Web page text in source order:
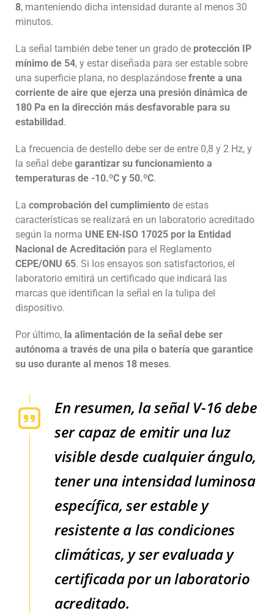
8, manteniendo dicha intensidad durante al menos 30
minutos.
La señal también debe tener un grado de protección IP
mínimo de 54, y estar diseñada para ser estable sobre
una superficie plana, no desplazándose frente a una
corriente de aire que ejerza una presión dinámica de
180 Pa en la dirección más desfavorable para su
estabilidad.
La frecuencia de destello debe ser de entre 0,8 y 2 Hz, y
la señal debe garantizar su funcionamiento a
temperaturas de -10.ºC y 50.ºC.
La comprobación del cumplimiento de estas
características se realizará en un laboratorio acreditado
según la norma UNE EN-ISO 17025 por la Entidad
Nacional de Acreditación para el Reglamento
CEPE/ONU 65. Si los ensayos son satisfactorios, el
laboratorio emitirá un certificado que indicará las
marcas que identifican la señal en la tulipa del
dispositivo.
Por último, la alimentación de la señal debe ser
autónoma a través de una pila o batería que garantice
su uso durante al menos 18 meses.
En resumen, la señal V-16 debe
ser capaz de emitir una luz
visible desde cualquier ángulo,
tener una intensidad luminosa
específica, ser estable y
resistente a las condiciones
climáticas, y ser evaluada y
certificada por un laboratorio
acreditado.